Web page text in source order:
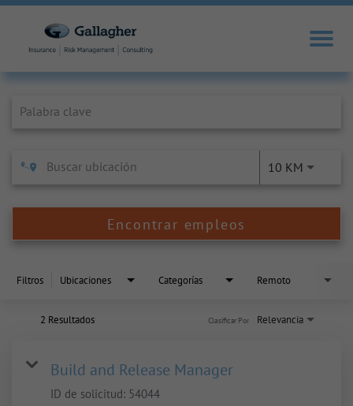
10 KM
Encontrar empleos
Filtros Ubicaciones Categorías Remoto
2 Resultados Relevancia
Clasificar Por
Build and Release Manager
ID de solicitud: 54044